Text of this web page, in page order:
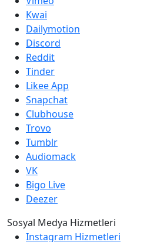
Kwai
Dailymotion
Discord
Reddit
Tinder
Likee App
Snapchat
Clubhouse
Trovo
Tumblr
Audiomack
VK
Bigo Live
Deezer
Sosyal Medya Hizmetleri
Instagram Hizmetleri